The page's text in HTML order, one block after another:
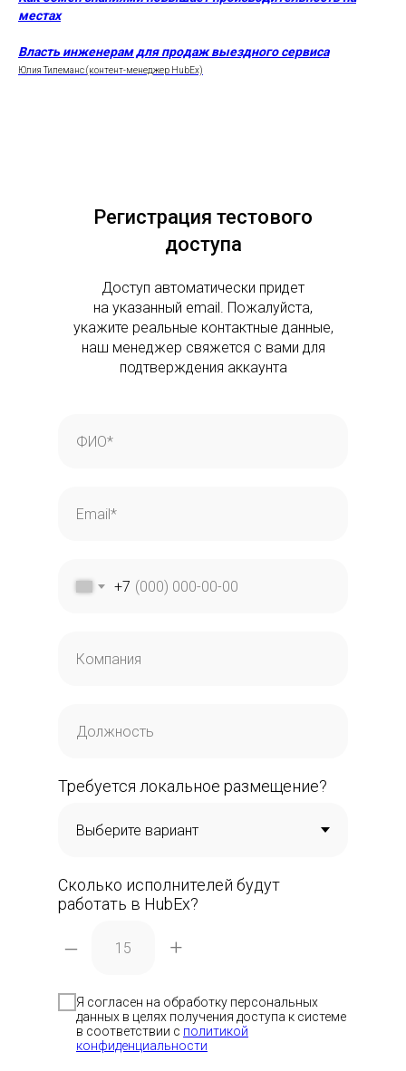
местах
Власть инженерам для продаж выездного сервиса
Юлия Тилеманс (контент-менеджер HubEx)
+7
Требуется локальное размещение?
Сколько исполнителей будут
работать в HubEx?
– +
Я согласен на обработку персональных
данных в целях получения доступа к системе
в соответствии с политикой
конфиденциальности
Регистрация тестового
доступа
Доступ автоматически придет
на указанный email. Пожалуйста,
укажите реальные контактные данные,
наш менеджер свяжется с вами для
подтверждения аккаунта